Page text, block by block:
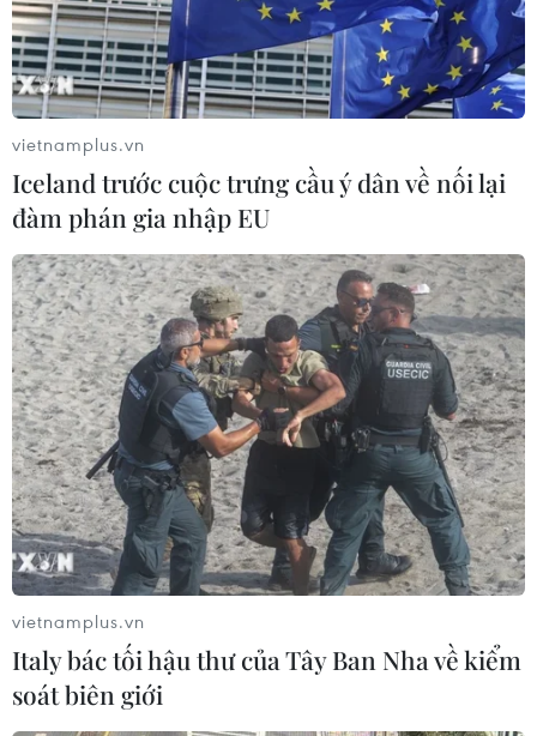
vietnamplus.vn
Iceland trước cuộc trưng cầu ý dân về nối lại
đàm phán gia nhập EU
vietnamplus.vn
Italy bác tối hậu thư của Tây Ban Nha về kiểm
soát biên giới